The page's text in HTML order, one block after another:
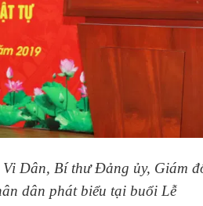
Dân, Bí thư Đảng ủy, Giám
dân phát biểu tại buổi Lễ